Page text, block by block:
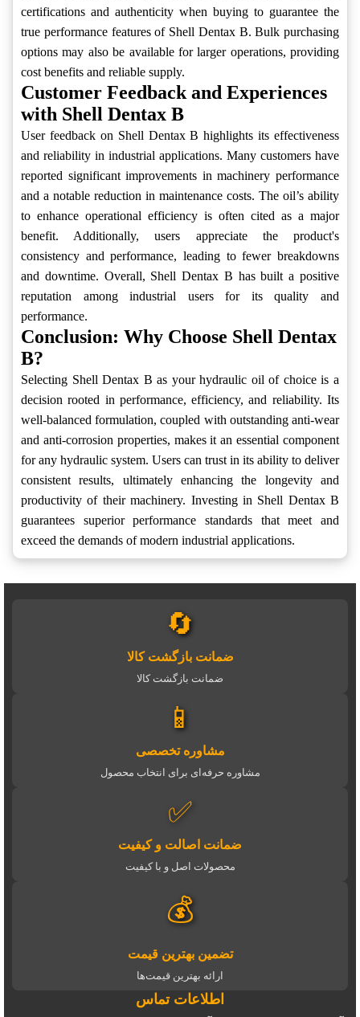
certifications and authenticity when buying to guarantee the
true performance features of Shell Dentax B. Bulk purchasing
options may also be available for larger operations, providing
cost benefits and reliable supply.
Customer Feedback and Experiences
with Shell Dentax B
User feedback on Shell Dentax B highlights its effectiveness
and reliability in industrial applications. Many customers have
reported significant improvements in machinery performance
and a notable reduction in maintenance costs. The oil’s ability
to enhance operational efficiency is often cited as a major
benefit. Additionally, users appreciate the product's
consistency and performance, leading to fewer breakdowns
and downtime. Overall, Shell Dentax B has built a positive
reputation among industrial users for its quality and
performance.
Conclusion: Why Choose Shell Dentax
B?
Selecting Shell Dentax B as your hydraulic oil of choice is a
decision rooted in performance, efficiency, and reliability. Its
well-balanced formulation, coupled with outstanding anti-wear
and anti-corrosion properties, makes it an essential component
for any hydraulic system. Users can trust in its ability to deliver
consistent results, ultimately enhancing the longevity and
productivity of their machinery. Investing in Shell Dentax B
guarantees superior performance standards that meet and
exceed the demands of modern industrial applications.
🔄
ضمانت بازگشت کالا
ضمانت بازگشت کالا
📱
مشاوره تخصصی
مشاوره حرفه‌ای برای انتخاب محصول
✅
ضمانت اصالت و کیفیت
محصولات اصل و با کیفیت
💰
تضمین بهترین قیمت
ارائه بهترین قیمت‌ها
اطلاعات تماس